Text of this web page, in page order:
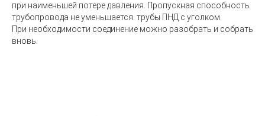
при наименьшей потере давления. Пропускная способность
трубопровода не уменьшается. трубы ПНД с уголком.
При необходимости соединение можно разобрать и собрать
вновь.